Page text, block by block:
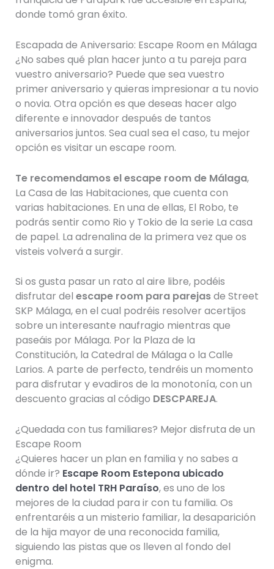
donde tomó gran éxito.
Escapada de Aniversario: Escape Room en Málaga
¿No sabes qué plan hacer junto a tu pareja para
vuestro aniversario? Puede que sea vuestro
primer aniversario y quieras impresionar a tu novio
o novia. Otra opción es que deseas hacer algo
diferente e innovador después de tantos
aniversarios juntos. Sea cual sea el caso, tu mejor
opción es visitar un escape room.
Te recomendamos el escape room de Málaga,
La Casa de las Habitaciones, que cuenta con
varias habitaciones. En una de ellas, El Robo, te
podrás sentir como Rio y Tokio de la serie La casa
de papel. La adrenalina de la primera vez que os
visteis volverá a surgir.
Si os gusta pasar un rato al aire libre, podéis
disfrutar del escape room para parejasde Street
SKP Málaga, en el cual podréis resolver acertijos
sobre un interesante naufragio mientras que
paseáis por Málaga. Por la Plaza de la
Constitución, la Catedral de Málaga o la Calle
Larios. A parte de perfecto, tendréis un momento
para disfrutar y evadiros de la monotonía, con un
descuento gracias al código DESCPAREJA.
¿Quedada con tus familiares? Mejor disfruta de un
Escape Room
¿Quieres hacer un plan en familia y no sabes a
dónde ir? Escape Room Estepona ubicado
dentro del hotel TRH Paraíso, es uno de los
mejores de la ciudad para ir con tu familia. Os
enfrentaréis a un misterio familiar, la desaparición
de la hija mayor de una reconocida familia,
siguiendo las pistas que os lleven al fondo del
enigma.